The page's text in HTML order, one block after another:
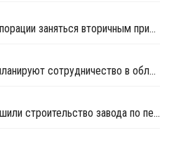
В Японии хотят обязать корпорации заняться вторичным применением пластиков
Resonac, Neste и Marubeni планируют сотрудничество в области возобновляемых олефинов в Японии
Denka и Toyo Styrene завершили строительство завода по переработке химикатов